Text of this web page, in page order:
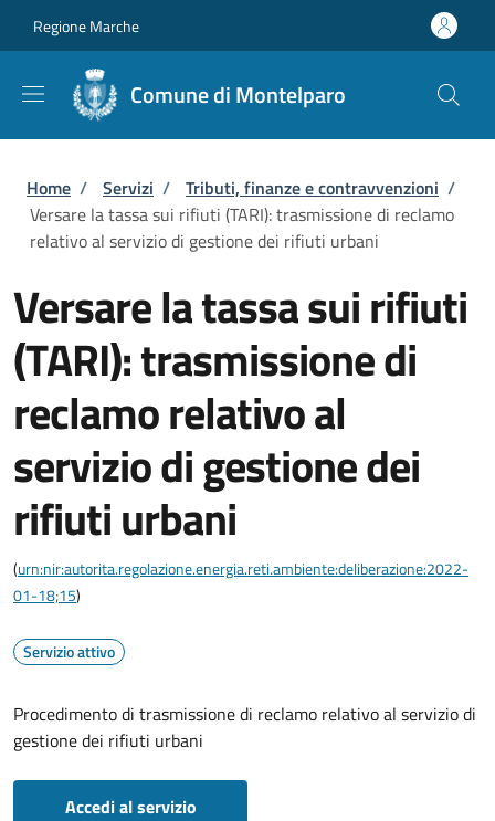
Regione Marche
Comune di Montelparo
Briciole di pane
Home / Servizi / Tributi, finanze e contravvenzioni /
Versare la tassa sui rifiuti (TARI): trasmissione di reclamo
relativo al servizio di gestione dei rifiuti urbani
Versare la tassa sui rifiuti
(TARI): trasmissione di
reclamo relativo al
servizio di gestione dei
rifiuti urbani
(urn:nir:autorita.regolazione.energia.reti.ambiente:deliberazione:2022-
01-18;15)
Servizio attivo
Procedimento di trasmissione di reclamo relativo al servizio di
gestione dei rifiuti urbani
Accedi al servizio